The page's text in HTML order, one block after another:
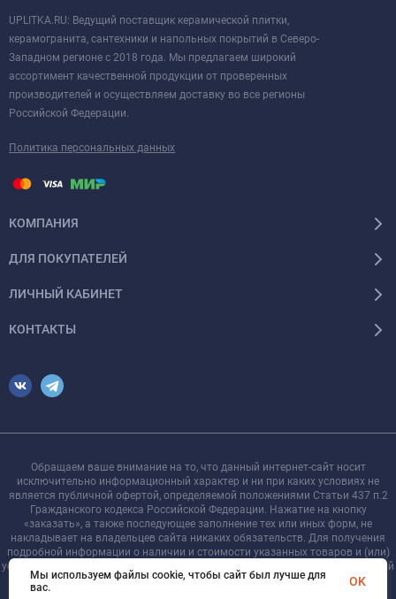
UPLITKA.RU: Ведущий поставщик керамической плитки,
керамогранита, сантехники и напольных покрытий в Северо-
Западном регионе с 2018 года. Мы предлагаем широкий
ассортимент качественной продукции от проверенных
производителей и осуществляем доставку во все регионы
Российской Федерации.
Политика персональных данных
КОМПАНИЯ
ДЛЯ ПОКУПАТЕЛЕЙ
ЛИЧНЫЙ КАБИНЕТ
КОНТАКТЫ
Обращаем ваше внимание на то, что данный интернет-сайт носит
исключительно информационный характер и ни при каких условиях не
является публичной офертой, определяемой положениями Статьи 437 п.2
Гражданского кодекса Российской Федерации. Нажатие на кнопку
«заказать», а также последующее заполнение тех или иных форм, не
накладывает на владельцев сайта никаких обязательств. Для получения
подробной информации о наличии и стоимости указанных товаров и (или)
услуг, пожалуйста, обращайтесь к менеджеру сайта с помощью специальной
формы связи или по телефону +7 921 755-09-90
Мы используем файлы cookie, чтобы сайт был лучше для
вас.
OK